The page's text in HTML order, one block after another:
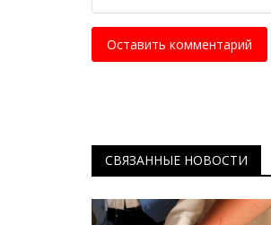
Оставить комментарий
СВЯЗАННЫЕ НОВОСТИ